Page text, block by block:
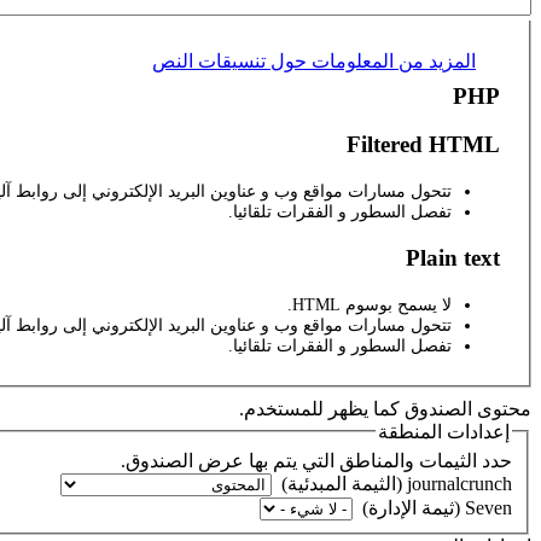
المزيد من المعلومات حول تنسيقات النص
PHP
Filtered HTML
تتحول مسارات مواقع وب و عناوين البريد الإلكتروني إلى روابط
تفصل السطور و الفقرات تلقائيا.
Plain text
لا يسمح بوسوم HTML.
تتحول مسارات مواقع وب و عناوين البريد الإلكتروني إلى روابط
تفصل السطور و الفقرات تلقائيا.
محتوى الصندوق كما يظهر للمستخدم.
إعدادات المنطقة
حدد الثيمات والمناطق التي يتم بها عرض الصندوق.